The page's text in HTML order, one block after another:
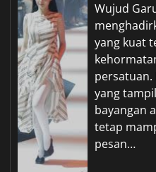
Wujud
yang kuat
yang
bayangan
tetap
pesan…